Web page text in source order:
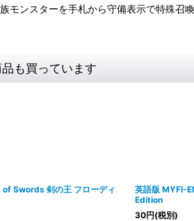
モンスターを手札から守備表示で特殊召
も買っています
Swords 剣の王 フローディ
英語版 MYFI-
Edition
30円(税別)